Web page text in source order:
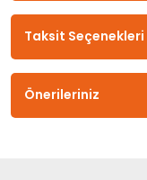
Taksit Seçenekleri
Önerileriniz